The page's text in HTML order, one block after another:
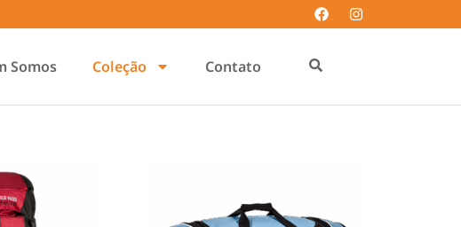
Somos Coleção Contato